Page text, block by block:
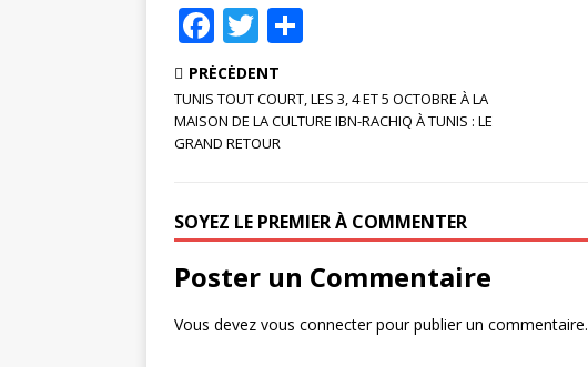
F
a
c
e
o
o
k
T
w
it
te
ta
g
r
PRÉCÉDENT
TUNIS TOUT COURT, LES 3, 4 ET 5 OCTOBRE À LA
MAISON DE LA CULTURE IBN-RACHIQ À TUNIS : LE
GRAND RETOUR
SOYEZ LE PREMIER À COMMENTER
Poster un Commentaire
Vous devez vous connecterpour publier un commentaire.